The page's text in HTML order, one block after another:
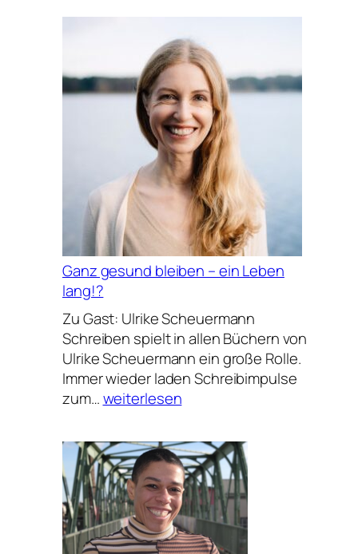
Ganz gesund bleiben – ein Leben
lang!?
Zu Gast: Ulrike Scheuermann
Schreiben spielt in allen Büchern von
Ulrike Scheuermann ein große Rolle.
Immer wieder laden Schreibimpulse
zum…Ganz
bleiben
–
ein
Leben
lang!?
weiterlesen